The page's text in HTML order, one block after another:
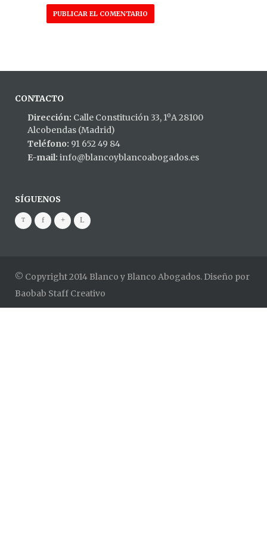
CONTACTO
Dirección: Calle Constitución 33, 1ºA 28100
Alcobendas (Madrid)
Teléfono: 91 652 49 84
E-mail: info@blancoyblancoabogados.es
SÍGUENOS
© Copyright 2014 Blanco y Blanco Abogados. Diseño por
Baobab Staff Creativo